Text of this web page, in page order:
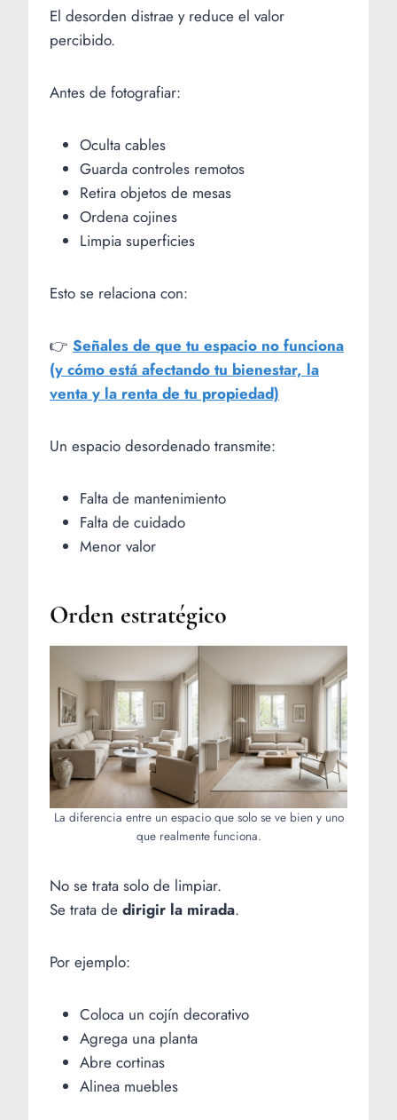
El desorden distrae y reduce el valor
percibido.
Antes de fotografiar:
Oculta cables
Guarda controles remotos
Retira objetos de mesas
Ordena cojines
Limpia superficies
Esto se relaciona con:
👉 Señales de que tu espacio no funciona
(y cómo está afectando tu bienestar, la
venta y la renta de tu propiedad)
Un espacio desordenado transmite:
Falta de mantenimiento
Falta de cuidado
Menor valor
Orden estratégico
La diferencia entre un espacio que solo se ve bien y uno
que realmente funciona.
No se trata solo de limpiar.
Se trata de dirigir la mirada.
Por ejemplo:
Coloca un cojín decorativo
Agrega una planta
Abre cortinas
Alinea muebles